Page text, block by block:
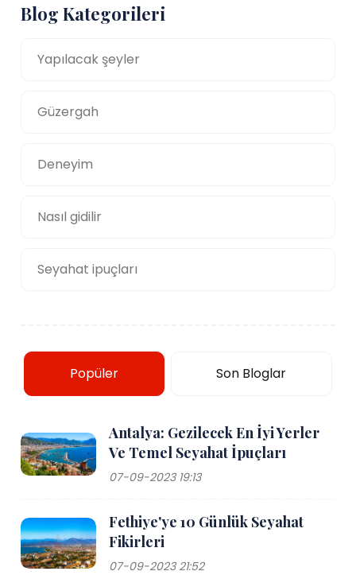
Blog Kategorileri
Yapılacak şeyler
Güzergah
Deneyim
Nasıl gidilir
Seyahat ipuçları
Popüler Son Bloglar
Antalya: Gezilecek En İyi Yerler
Ve Temel Seyahat İpuçları
07-09-2023 19:13
Fethiye'ye 10 Günlük Seyahat
Fikirleri
07-09-2023 21:52